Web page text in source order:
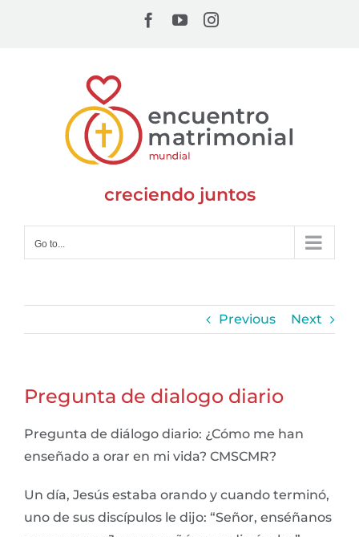
Facebook
YouTubeInstagram
creciendo juntos
Go to...
Previous Next
Pregunta de dialogo diario
Pregunta de diálogo diario: ¿Cómo me han
enseñado a orar en mi vida? CMSCMR?
Un día, Jesús estaba orando y cuando terminó,
uno de sus discípulos le dijo: “Señor, enséñanos